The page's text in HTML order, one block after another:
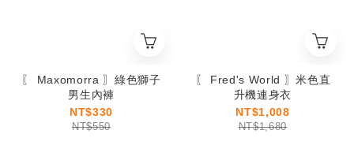
〖 Maxomorra 〗綠色獅子
男生內褲
NT$330
NT$550
〖 Fred's World 〗米色直
升機連身衣
NT$1,008
NT$1,680